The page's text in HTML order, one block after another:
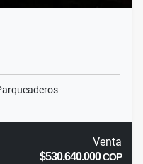
Venta
$530.640.000COP